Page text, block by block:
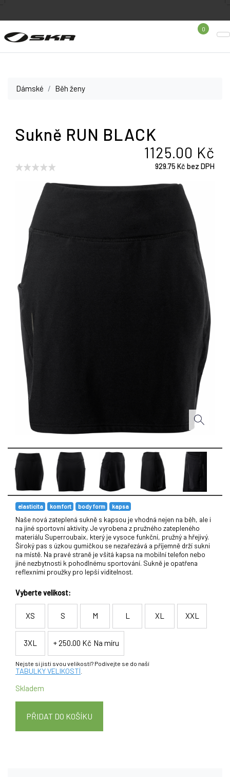
0
Dámské Běh ženy
Sukně RUN BLACK
1125.00 Kč
929.75 Kč bez DPH
elasticita komfort body form kapsa
Naše nová zateplená sukně s kapsou je vhodná nejen na běh, ale i
na jiné sportovní aktivity. Je vyrobena z pružného zatepleného
materiálu Superroubaix, který je vysoce funkční, pružný a hřejivý.
Široký pas s úzkou gumičkou se nezařezává a příjemně drží sukni
na místě. Na pravé straně je všitá kapsa na mobilní telefon nebo
jiné nezbytnosti k pohodlnému sportování. Sukně je opatřena
reflexními proužky pro lepší viditelnost.
Vyberte velikost:
XS S M L XL XXL
3XL + 250.00 Kč Na míru
Nejste si jisti svou velikostí? Podívejte se do naší
TABULKY VELIKOSTÍ
Skladem
PŘIDAT DO KOŠÍKU